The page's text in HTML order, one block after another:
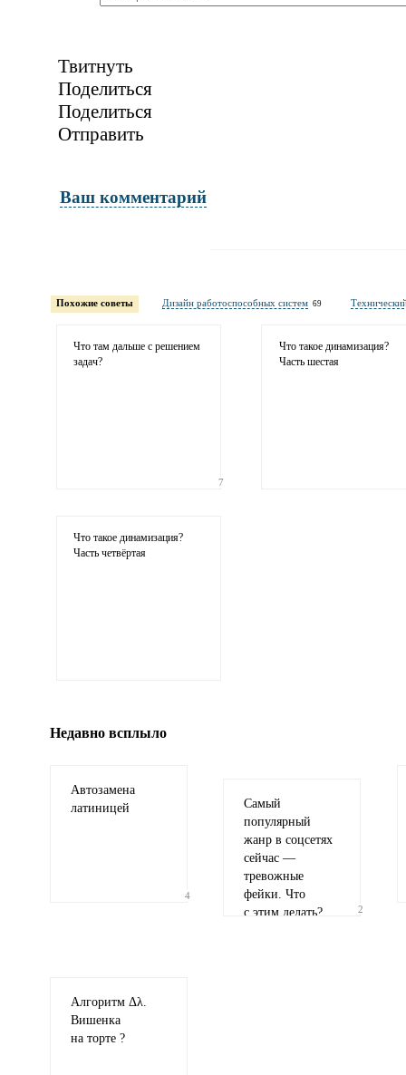
Твитнуть
Поделиться
Поделиться
Отправить
Ваш комментарий
обязательны полностью для публикации
Похожие советы Дизайн работоспособных систем 69
Что там дальше с решением
задач?
7
Что такое динамизация?
Часть шестая
Что такое динамизация?
Часть четвёртая
Недавно всплыло
Автозамена
латиницей
4
Самый
популярный
жанр в соцсетях
сейчас —
тревожные
фейки. Что
с этим делать?
2
Алгоритм Δλ.
Вишенка
на торте ?